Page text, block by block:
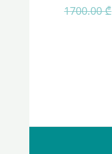
1700.00₾